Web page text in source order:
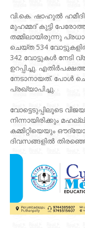
വി.കെ. ഷാഹുൽ
മുഹമ്മദ് കുട്ടി
തമ്മിലായിരുന്നു
ചെയ്ത 534
342 വോട്ടുകൾ നേടി
ഉറപ്പിച്ചു.
നേടാനായത്. പോൾ
പ്രഖ്യാപിച്ചു.
വോട്ടെടുപ്പിലൂടെ
നിന്നായിരിക്കും
കമ്മിറ്റിയെയും
ദിവസങ്ങളിൽ